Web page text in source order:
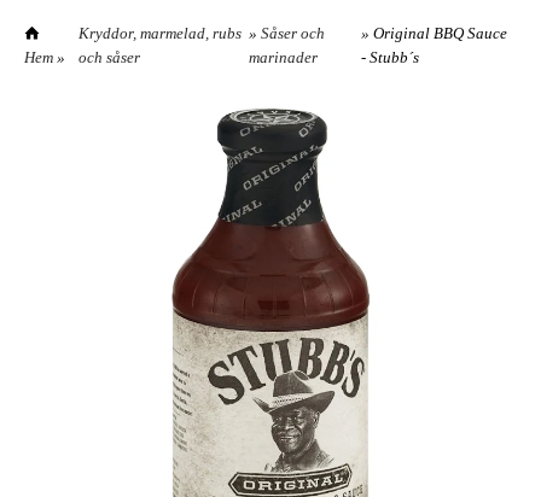
Hem »
Kryddor, marmelad, rubs
och såser
»Såser och
marinader
» Original BBQ Sauce
- Stubb´s